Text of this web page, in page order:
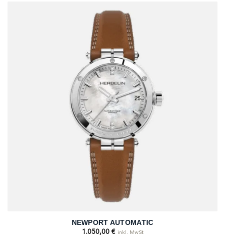
NEWPORT AUTOMATIC
1.050,00 € inkl. MwSt